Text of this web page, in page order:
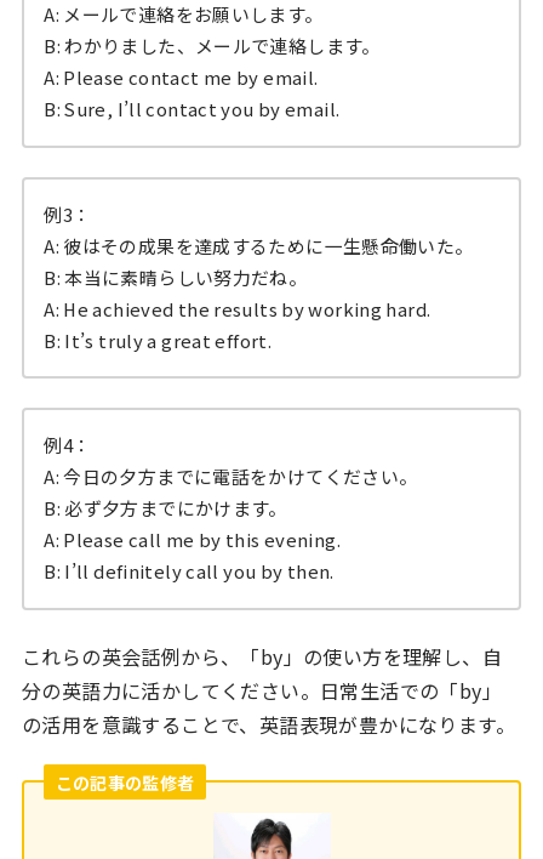
A: メールで連絡をお願いします。
B: わかりました、メールで連絡します。
A: Please contact me by email.
B: Sure, I’ll contact you by email.
例3：
A: 彼はその成果を達成するために一生懸命働いた。
B: 本当に素晴らしい努力だね。
A: He achieved the results by working hard.
B: It’s truly a great effort.
例4：
A: 今日の夕方までに電話をかけてください。
B: 必ず夕方までにかけます。
A: Please call me by this evening.
B: I’ll definitely call you by then.
これらの英会話例から、「by」の使い方を理解し、自
分の英語力に活かしてください。日常生活での「by」
の活用を意識することで、英語表現が豊かになります。
この記事の監修者